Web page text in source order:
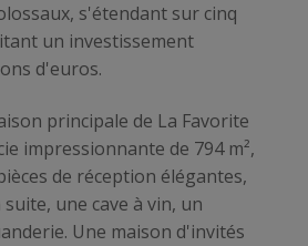
s'étendant sur cinq
un investissement
d'euros.
principale de La Favorite
impressionnante de 794 m²,
de réception élégantes,
une cave à vin, un
Une maison d'invités